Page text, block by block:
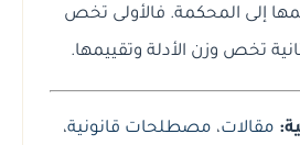
إلى المحكمة. فالأولى تخص
تخص وزن الأدلة وتقييمها.
مقالات، مصطلحات قانونية،